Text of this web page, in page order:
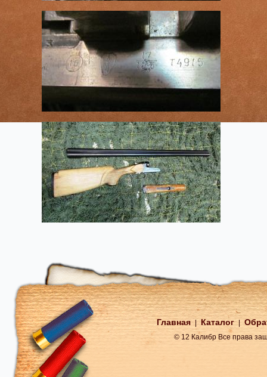
Главная Каталог
© 12 Калибр Все права